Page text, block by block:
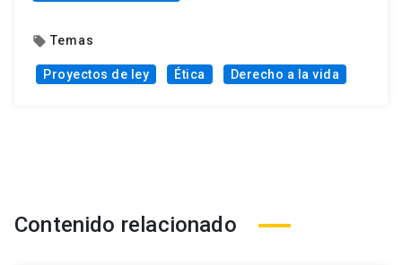
local_offer Temas
Proyectos de ley Ética Derecho a la vida
Contenido relacionado